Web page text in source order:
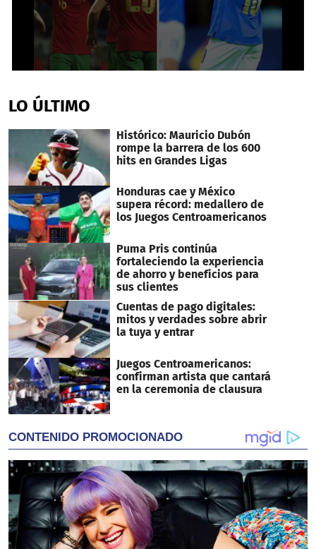
of
1
54
seconds
LO ÚLTIMO
Histórico: Mauricio Dubón
rompe la barrera de los 600
hits en Grandes Ligas
Honduras cae y México
supera récord: medallero de
los Juegos Centroamericanos
Puma Pris continúa
fortaleciendo la experiencia
de ahorro y beneficios para
sus clientes
Cuentas de pago digitales:
mitos y verdades sobre abrir
la tuya y entrar
Juegos Centroamericanos:
confirman artista que cantará
en la ceremonia de clausura